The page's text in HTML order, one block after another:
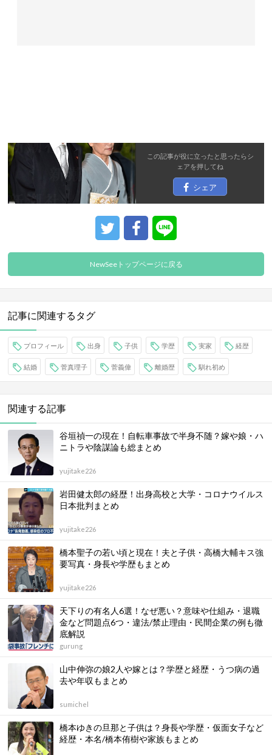
この記事が役に立ったと思ったらシ
ェアを押してね
シェア
NewSeeトップページに戻る
記事に関連するタグ
プロフィール 出身 子供 学歴 実家 経歴
結婚 菅真理子 菅義偉 離婚歴 馴れ初め
関連する記事
谷垣禎一の現在！自転車事故で半身不随？嫁や娘・ハ
ニトラや陰謀論も総まとめ
yujitake226
岩田健太郎の経歴！出身高校と大学・コロナウイルス
日本批判まとめ
yujitake226
橋本聖子の若い頃と現在！夫と子供・高橋大輔キス強
要写真・身長や学歴もまとめ
yujitake226
天下りの有名人6選！なぜ悪い？意味や仕組み・退職
金など問題点6つ・違法/禁止理由・民間企業の例も徹
底解説
gurung
山中伸弥の娘2人や嫁とは？学歴と経歴・うつ病の過
去や年収もまとめ
sumichel
橋本ゆきの旦那と子供は？身長や学歴・仮面女子など
経歴・本名/橋本侑樹や家族もまとめ